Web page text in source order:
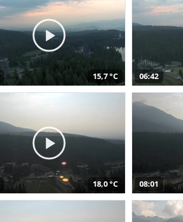
15,7 °C 06:42
18,0 °C 08:01